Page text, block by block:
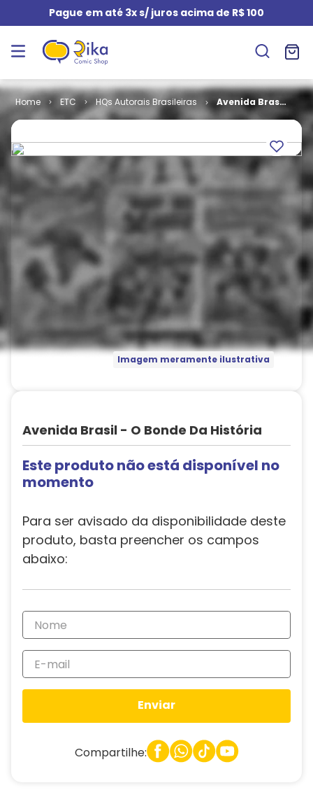
Pague em até 3x s/ juros acima de R$ 100
ETC HQs Autorais Brasileiras
Avenida Brasil
- O Bonde da
Imagem meramente ilustrativa
Avenida Brasil - O Bonde Da História
Este produto não está disponível no
momento
Para ser avisado da disponibilidade deste
produto, basta preencher os campos
abaixo:
Enviar
Compartilhe: